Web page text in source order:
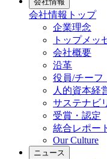
会社情報 トップ
企業理念
トップメッ
会社概要
沿革
役員/チーフ
人的資本経
サステナビ
受賞・認定
統合レポー
Our Culture
ニュース